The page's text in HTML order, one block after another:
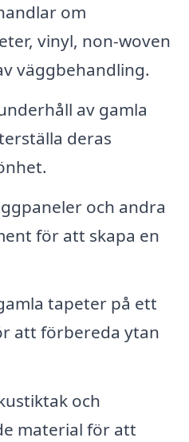
om
vinyl, non-woven
väggbehandling.
av gamla
deras
och andra
för att skapa en
tapeter på ett
att förbereda ytan
och
material för att